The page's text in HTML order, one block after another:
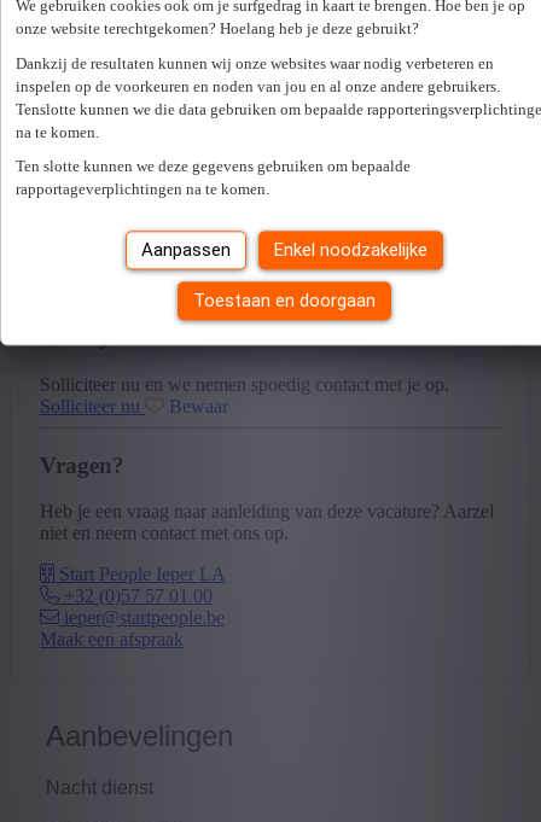
We gebruiken cookies ook om je surfgedrag in kaart te brengen. Hoe ben je op
onze website terechtgekomen? Hoelang heb je deze gebruikt?
Dankzij de resultaten kunnen wij onze websites waar nodig verbeteren en
inspelen op de voorkeuren en noden van jou en al onze andere gebruikers.
Tenslotte kunnen we die data gebruiken om bepaalde
na te komen.
Ten slotte kunnen we deze gegevens gebruiken om bepaalde
rapportageverplichtingen na te komen.
Aanpassen Enkel noodzakelijke
Toestaan en doorgaan
Duitsland en een team van honderden vakmensen,
ontwikkelen en produceren ze duurzaam low-carbon
aluminium. Als koploper binnen de circulaire economie
combineren ze een sterke productiecapaciteit met een
duidelijke focus op duurzaamheid.
stabiele, groeiende en internationale omgeving, waar
innovatie, samenwerking en toekomstgericht denken
Heb je interesse in deze vacature?
Solliciteer nu en we nemen spoedig contact met je op.
Solliciteer nu
Bewaar
Vragen?
Heb je een vraag naar aanleiding van deze vacature? Aarzel
niet en neem contact met ons op.
Start People Ieper LA
+32 (0)57 57 01 00
ieper@startpeople.be
Maak een afspraak
Aanbevelingen
Nacht dienst